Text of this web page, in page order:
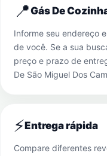
📍Gás De
Informe seu endereço
de você. Se a sua
preço e prazo de
De São Miguel Dos
⚡Entrega rápida
Compare diferentes